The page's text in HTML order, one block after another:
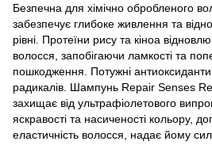
Безпечна для хімічно обробленого
забезпечує глибоке живлення та
рівні. Протеїни рису та кіноа
волосся, запобігаючи ламкості та
пошкодження. Потужні
радикалів. Шампунь Repair Senses
захищає від ультрафіолетового
яскравості та насиченості кольору,
еластичність волосся, надає йому